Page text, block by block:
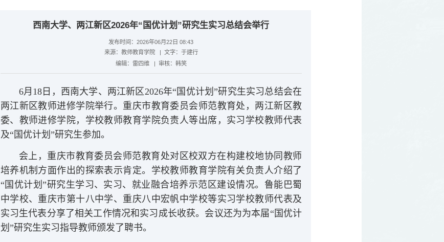
西南大学、两江新区2026年“国优计划”研究生实习总结会举行
发布时间：2026年06月22日 08:43
来源： 教师教育学院 | 文字： 于建行
编辑： 雷四维 | 审核： 韩笑
6月18日，西南大学、两江新区2026年“国优计划”研究生实习总结会在
两江新区教师进修学院举行。重庆市教育委员会师范教育处，两江新区教
委、教师进修学院，学校教师教育学院负责人等出席，实习学校教师代表
及“国优计划”研究生参加。
会上，重庆市教育委员会师范教育处对区校双方在构建校地协同教师
培养机制方面作出的探索表示肯定。学校教师教育学院有关负责人介绍了
“国优计划”研究生学习、实习、就业融合培养示范区建设情况。鲁能巴蜀
中学校、重庆市第十八中学、重庆八中宏帆中学校等实习学校教师代表及
实习生代表分享了相关工作情况和实习成长收获。会议还为为本届“国优计
划”研究生实习指导教师颁发了聘书。